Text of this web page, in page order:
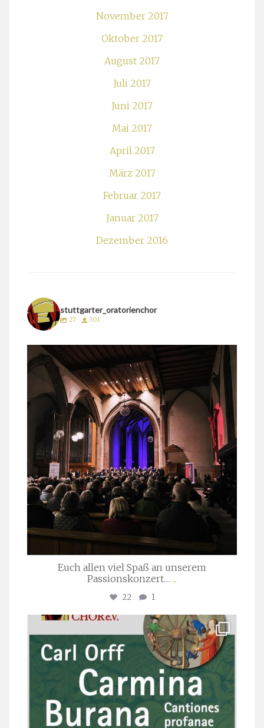
November 2017
Oktober 2017
August 2017
Juli 2017
Juni 2017
Mai 2017
April 2017
März 2017
Februar 2017
Januar 2017
Dezember 2016
stuttgarter_oratorienchor
27 301
stuttgarter_oratorienchor
März 24
Euch allen viel Spaß an unserem
Passionskonzert… ...
22 1
stuttgarter_oratorienchor
Juli 22